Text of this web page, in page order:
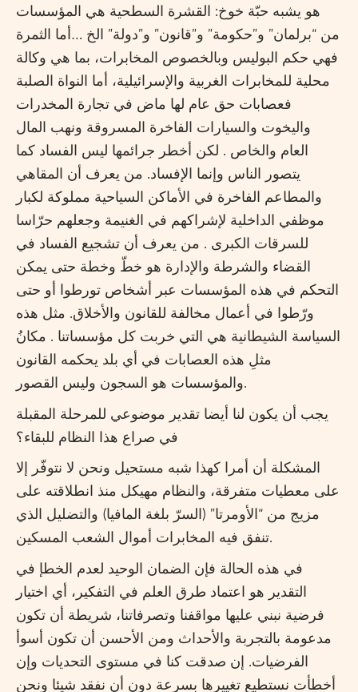
هو يشبه حبّة خوخ: القشرة السطحية هي المؤسسات
من “برلمان” و”حكومة” و”قانون” و”دولة” الخ …أما الثمرة
فهي حكم البوليس وبالخصوص المخابرات، بما هي وكالة
محلية للمخابرات الغربية والإسرائيلية، أما النواة الصلبة
فعصابات حق عام لها ماض في تجارة المخدرات
واليخوت والسيارات الفاخرة المسروقة ونهب المال
العام والخاص . لكن أخطر جرائمها ليس الفساد كما
يتصور الناس وإنما الإفساد. من يعرف أن المقاهي
والمطاعم الفاخرة في الأماكن السياحية مملوكة لكبار
موظفي الداخلية لإشراكهم في الغنيمة وجعلهم حرّاسا
للسرقات الكبرى . من يعرف أن تشجيع الفساد في
القضاء والشرطة والإدارة هو خطّ وخطة حتى يمكن
التحكم في هذه المؤسسات عبر أشخاص تورطوا أو حتى
ورّطوا في أعمال مخالفة للقانون والأخلاق. مثل هذه
السياسة الشيطانية هي التي خربت كل مؤسساتنا . مكانُ
مثلِ هذه العصابات في أي بلد يحكمه القانون
والمؤسسات هو السجون وليس القصور.
يجب أن يكون لنا أيضا تقدير موضوعي للمرحلة المقبلة
في صراع هذا النظام للبقاء؟
المشكلة أن أمرا كهذا شبه مستحيل ونحن لا نتوفّر إلا
على معطيات متفرقة، والنظام مهيكل منذ انطلاقته على
مزيج من “الأومرتا” (السرّ بلغة المافيا) والتضليل الذي
تنفق فيه المخابرات أموال الشعب المسكين.
في هذه الحالة فإن الضمان الوحيد لعدم الخطإ في
التقدير هو اعتماد طرق العلم في التفكير، أي اختيار
فرضية نبني عليها مواقفنا وتصرفاتنا، شريطة أن تكون
مدعومة بالتجربة والأحداث ومن الأحسن أن تكون أسوأ
الفرضيات. إن صدقت كنا في مستوى التحديات وإن
أخطأت نستطيع تغييرها بسرعة دون أن نفقد شيئا ونحن